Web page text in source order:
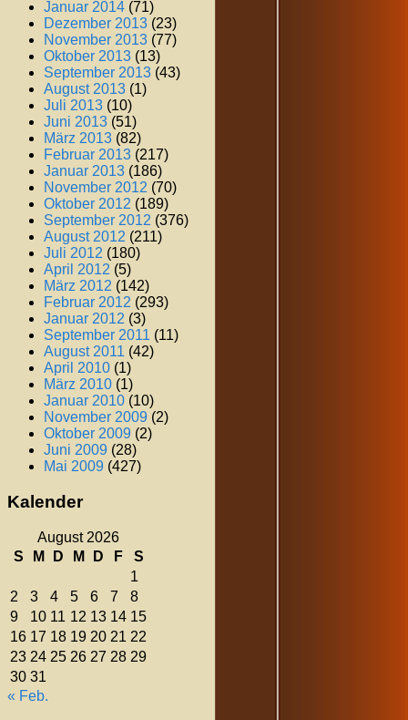
Januar 2014 (71)
Dezember 2013 (23)
November 2013 (77)
Oktober 2013 (13)
September 2013 (43)
August 2013 (1)
Juli 2013 (10)
Juni 2013 (51)
März 2013 (82)
Februar 2013 (217)
Januar 2013 (186)
November 2012 (70)
Oktober 2012 (189)
September 2012 (376)
August 2012 (211)
Juli 2012 (180)
April 2012 (5)
März 2012 (142)
Februar 2012 (293)
Januar 2012 (3)
September 2011 (11)
August 2011 (42)
April 2010 (1)
März 2010 (1)
Januar 2010 (10)
November 2009 (2)
Oktober 2009 (2)
Juni 2009 (28)
Mai 2009 (427)
Kalender
August 2026
S
M D M D F
S
1
2
3 4 5 6 7
8
9
10 11 12 13 14 15
16 17 18 19 20 21 22
23 24 25 26 27 28 29
30 31
« Feb.